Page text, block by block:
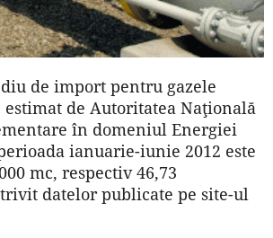
de import pentru gazele
de Autoritatea Naţională
în domeniul Energiei
ianuarie-iunie 2012 este
mc, respectiv 46,73
datelor publicate pe site-ul